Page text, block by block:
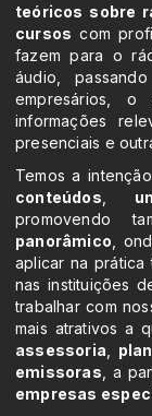
teóricos sobre
cursos com
fazem para o
áudio,
empresários,
informações
presenciais e
Temos a
conteúdos
promovendo
panorâmico ,
aplicar na
nas instituições
trabalhar com
mais atrativos a
assessoria
emissoras , a
empresas